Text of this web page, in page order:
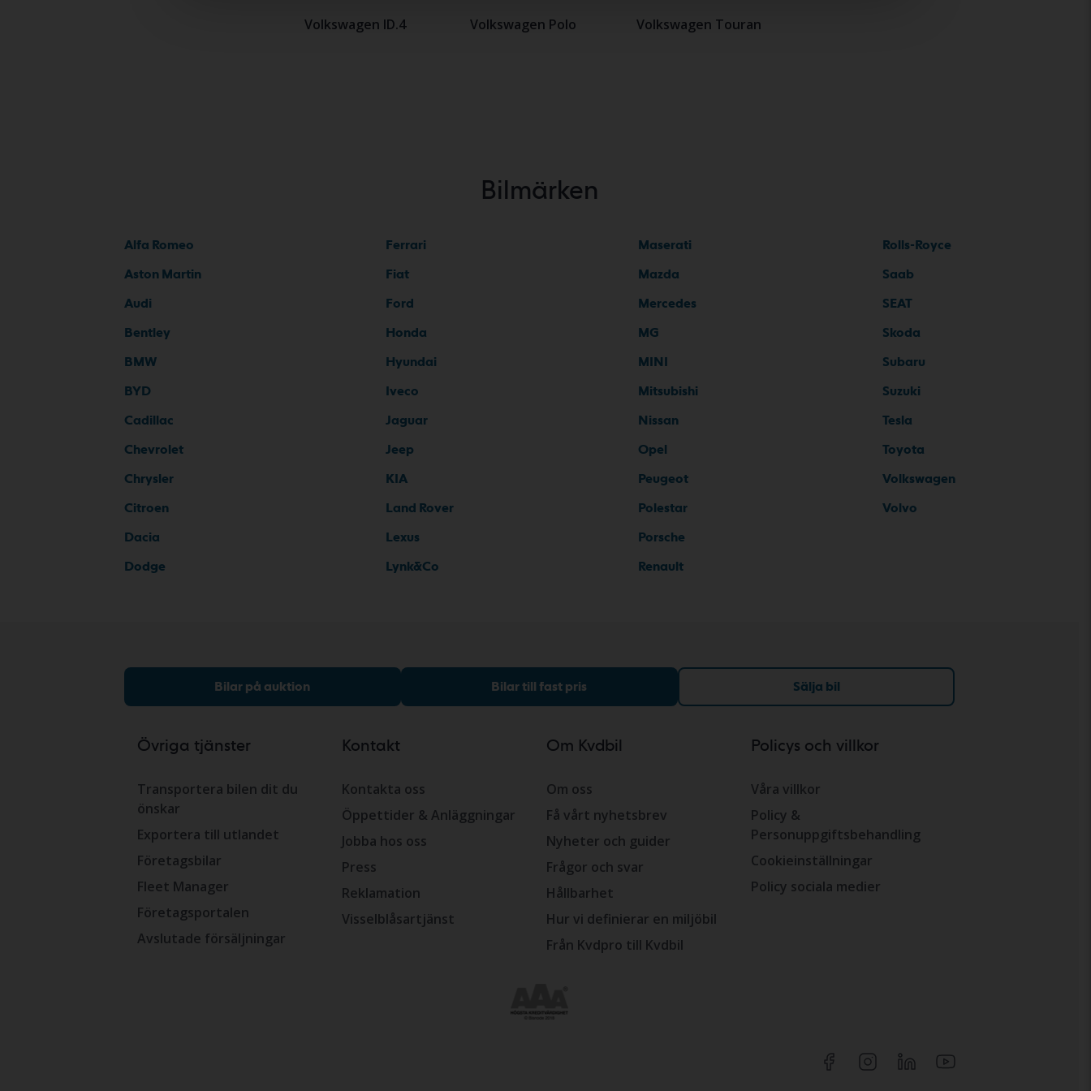
Volkswagen ID.4
Volkswagen Polo
Volkswagen Touran
Bilmärken
Alfa Romeo
Aston Martin
Audi
Bentley
BMW
BYD
Cadillac
Chevrolet
Chrysler
Citroen
Dacia
Dodge
Ferrari
Fiat
Ford
Honda
Hyundai
Iveco
Jaguar
Jeep
KIA
Land Rover
Lexus
Lynk&Co
Maserati
Mazda
Mercedes
MG
MINI
Mitsubishi
Nissan
Opel
Peugeot
Polestar
Porsche
Renault
Rolls-Royce
Saab
SEAT
Skoda
Subaru
Suzuki
Tesla
Toyota
Volkswagen
Volvo
Bilar på auktion Bilar till fast pris Sälja bil
Övriga tjänster
Transportera bilen dit du
önskar
Exportera till utlandet
Företagsbilar
Fleet Manager
Företagsportalen
Avslutade försäljningar
Kontakt
Kontakta oss
Öppettider & Anläggningar
Jobba hos oss
Press
Reklamation
Visselblåsartjänst
Om Kvdbil
Om oss
Få vårt nyhetsbrev
Nyheter och guider
Frågor och svar
Hållbarhet
Hur vi definierar en miljöbil
Från Kvdpro till Kvdbil
Policys och villkor
Våra villkor
Policy &
Personuppgiftsbehandling
Cookieinställningar
Policy sociala medier